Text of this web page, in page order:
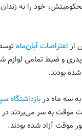
خود را به زندان
از اعتراضات آبان‌ماه
و ضبط تمامی
بودند.
سه ماه دربازداشتگاه